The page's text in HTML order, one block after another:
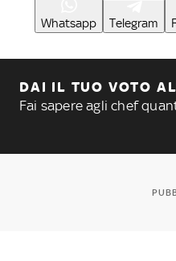
Whatsapp Telegram
DAI IL TUO VOTO
Fai sapere agli chef